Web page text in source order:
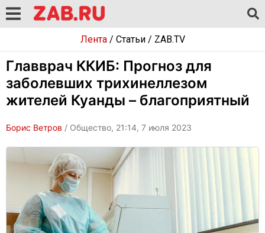
Лента/ Статьи/ ZAB.TV
Главврач ККИБ: Прогноз для
заболевших трихинеллезом
жителей Куанды – благоприятный
Борис Ветров / Общество, 21:14, 7 июля 2023